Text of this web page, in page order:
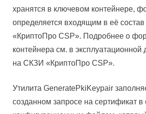
хранятся в ключевом контейнере,
определяется входящим в её
«КриптоПро CSP». Подробнее о
контейнера см. в эксплуатационной
на СКЗИ «КриптоПро CSP».
Утилита GeneratePkiKeypair
созданном запросе на сертификат в